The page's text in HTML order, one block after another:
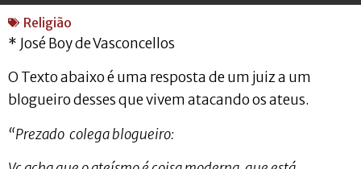
Religião
* José Boy de Vasconcellos
O Texto abaixo é uma resposta de um juiz a um
blogueiro desses que vivem atacando os ateus.
“Prezado colega blogueiro: